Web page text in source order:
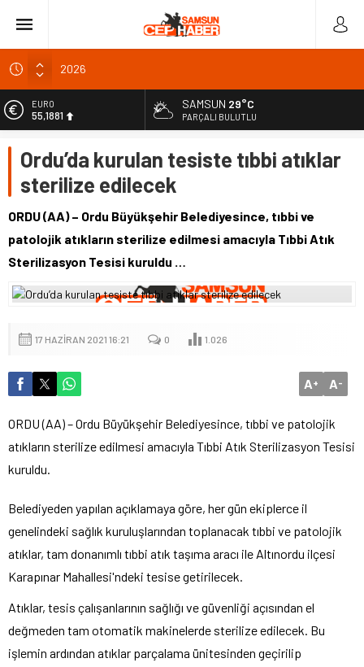
Meteoroloji’den kuvvetli sağanak uyarısı
Ovit Yayla Şenlikleri’nde Karadeniz ezgileri yankılandı
Türkiye’nin 4 ülkeye yeni büyükelçi atamaları
EURO
55,1881
6.660,55
BİST
13.779,39
DOLAR
47,7111
SAMSUN 29°C
PARÇALI BULUTLU
Ordu’da kurulan tesiste tıbbi atıklar
sterilize edilecek
ORDU (AA) – Ordu Büyükşehir Belediyesince, tıbbi ve
patolojik atıkların sterilize edilmesi amacıyla Tıbbi Atık
Sterilizasyon Tesisi kuruldu …
17 HAZIRAN 2021 16:21 0 1.026
A+ A-
ORDU (AA) – Ordu Büyükşehir Belediyesince, tıbbi ve patolojik
atıkların sterilize edilmesi amacıyla Tıbbi Atık Sterilizasyon Tesisi
kuruldu.
Belediyeden yapılan açıklamaya göre, her gün ekiplerce il
genelindeki sağlık kuruluşlarından toplanacak tıbbi ve patolojik
atıklar, tam donanımlı tıbbi atık taşıma aracı ile Altınordu ilçesi
Karapınar Mahallesi'ndeki tesise getirilecek.
Atıklar, tesis çalışanlarının sağlığı ve güvenliği açısından el
değmeden tam otomatik makinelerde sterilize edilecek. Bu
işlemin ardından atıklar parçalama ünitesinden geçirilip